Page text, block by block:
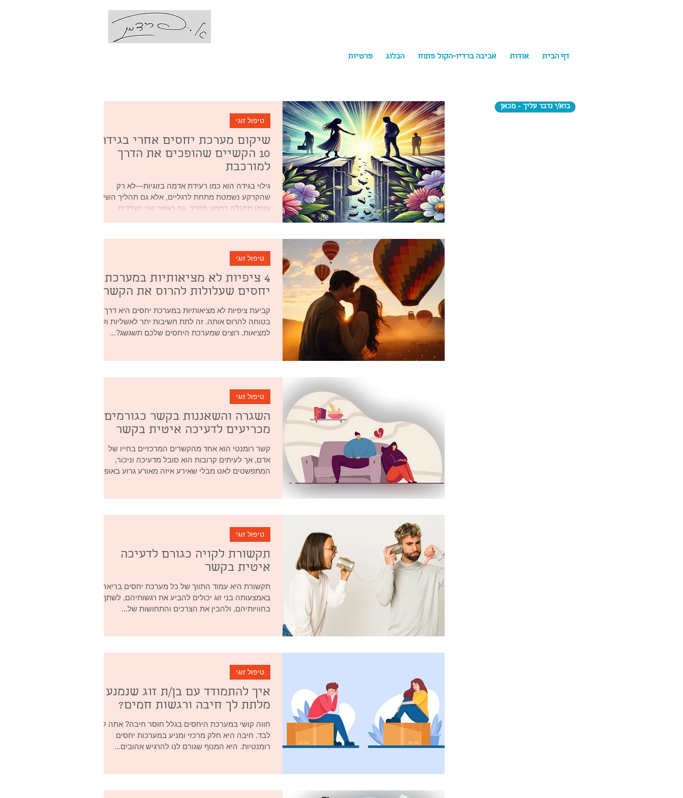
פרטיות הבלוג אביבה ברדיו-הקול פתוח אודות דף הבית
שיקום מערכת יחסים אחרי בגידה:
10 הקשיים שהופכים את הדרך
למורכבת
גילוי בגידה הוא כמו רעידת אדמה בזוגיות—לא רק
שהקרקע נשמטת מתחת לרגליים, אלא גם תהליך השיקום
עצמו מתגלה כמסע מפרך. גם כאשר שני הצדדים...
טיפול זוגי
4 ציפיות לא מציאותיות במערכת
יחסים שעלולות להרוס את הקשר
קביעת ציפיות לא מציאותיות במערכת יחסים היא דרך
בטוחה להרוס אותה. זה לתת חשיבות יתר לאשליות ולא
למציאות. רוצים שמערכת היחסים שלכם תשגשג?...
טיפול זוגי
השגרה והשאננות בקשר כגורמים
מכריעים לדעיכה איטית בקשר
קשר רומנטי הוא אחד מהקשרים המרכזיים בחייו של
אדם, אך לעיתים קרובות הוא סובל מדעיכה וניכור,
המתפשטים לאט מבלי שאירע איזה מאורע גרוע באופן...
טיפול זוגי
תקשורת לקויה כגורם לדעיכה
איטית בקשר
תקשורת היא עמוד התווך של כל מערכת יחסים בריאה.
באמצעותה בני זוג יכולים להביע את רגשותיהם, לשתף
בחוויותיהם, ולהבין את הצרכים והתחושות של...
טיפול זוגי
איך להתמודד עם בן/ת זוג שנמנע
מלתת לך חיבה ורגשות חמים?
חווה קושי במערכת היחסים בגלל חוסר חיבה? אתה לא
לבד. חיבה היא חלק מרכזי ומניע במערכות יחסים
רומנטיות. היא המנוף שגורם לנו להרגיש אהובים...
טיפול זוגי
בוא/י נדבר עליך - מכאן